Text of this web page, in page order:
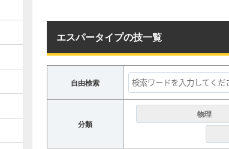
エスパータイプの技一覧
自由検索
分類
物理